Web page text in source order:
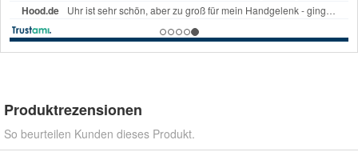
Produktrezensionen
So beurteilen Kunden dieses Produkt.